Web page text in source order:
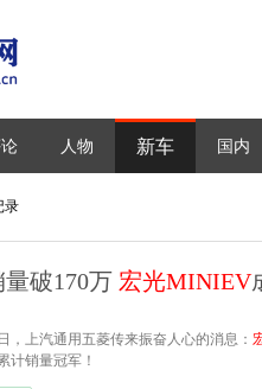
人物 新车 国内
录
量破170万 宏光MINIEV
，上汽通用五菱传来振奋人心的消息：
计销量冠军！